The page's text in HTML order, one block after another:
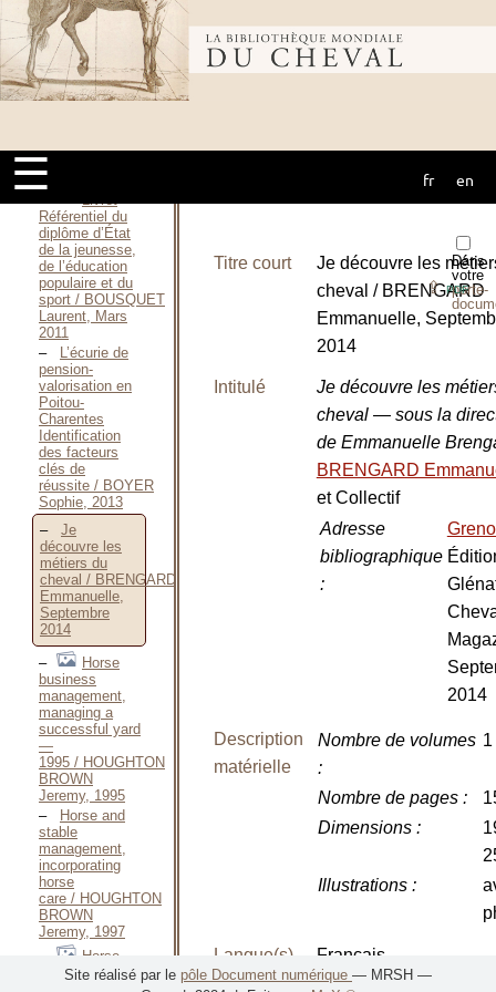
Bibliothèque
mondiale du
cheval
☰ fr en
L’organisation
du travail en
élevage / BISCHOFF
Orane, 2008
Claude, S. D.
[1761]
Livret
Référentiel du
diplôme d’État
de la jeunesse,
de l’éducation
populaire et du
sport / BOUSQUET
Laurent, Mars
2011
L’écurie de
pension-
valorisation en
Poitou-
Charentes
Identification
des facteurs
clés de
réussite / BOYER
Sophie, 2013
Je
découvre les
métiers du
cheval / BRENGARD
Emmanuelle,
Septembre
2014
Horse
business
management,
managing a
successful yard
—
1995 / HOUGHTON
BROWN
Jeremy, 1995
Horse and
stable
management,
incorporating
horse
care / HOUGHTON
BROWN
Jeremy, 1997
Horse
business
Dans
votre
porte-
⇪PDF
Titre court
Je découvre les
cheval / BRENGARD
Emmanuelle,
2014
Intitulé
Je découvre les
cheval — sous la
de Emmanuelle
BRENGARD
et Collectif
Adresse
bibliographique
:
2014
Description
matérielle
Nombre de volumes
:
Nombre de pages:
Dimensions:
Illustrations:
Langue(s) Français
Site réalisé par le pôle Document numérique — MRSH —